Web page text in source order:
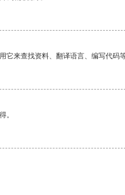
来查找资料、翻译语言、编写代码等
。